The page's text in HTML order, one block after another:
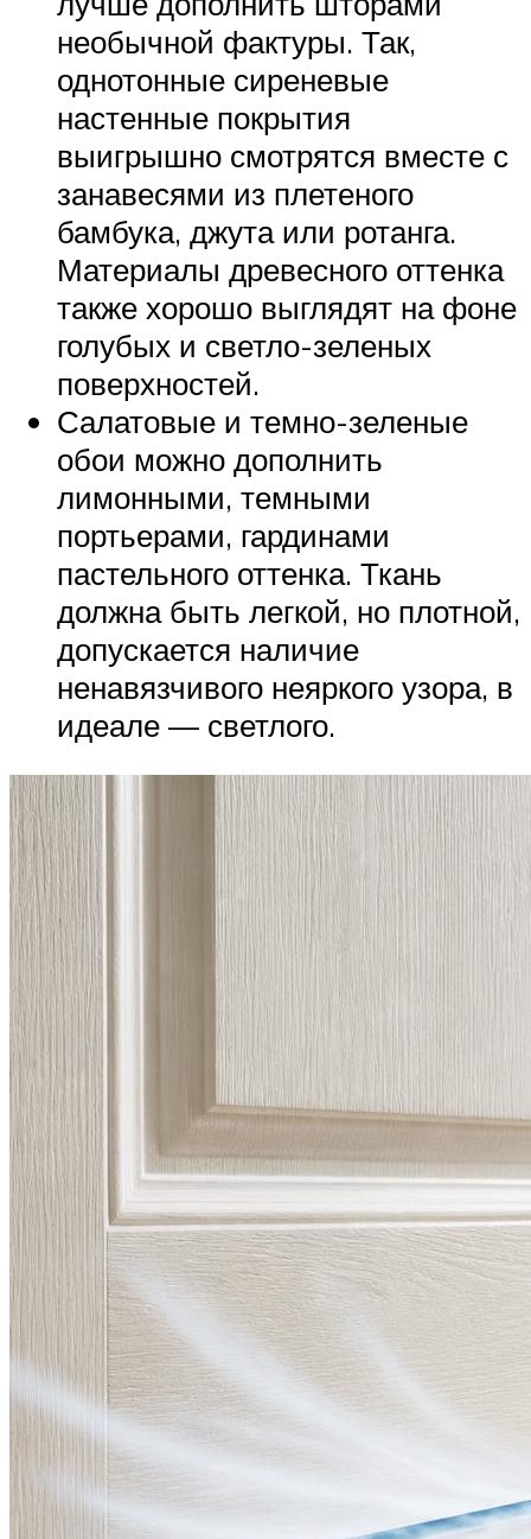
необычной фактуры. Так,
однотонные сиреневые
настенные покрытия
выигрышно смотрятся вместе с
занавесями из плетеного
бамбука, джута или ротанга.
Материалы древесного оттенка
также хорошо выглядят на фоне
голубых и светло-зеленых
поверхностей.
Салатовые и темно-зеленые
обои можно дополнить
лимонными, темными
портьерами, гардинами
пастельного оттенка. Ткань
должна быть легкой, но плотной,
допускается наличие
ненавязчивого неяркого узора, в
идеале — светлого.